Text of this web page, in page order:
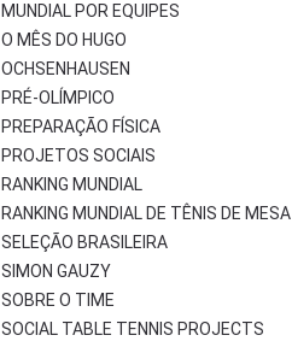
MUNDIAL POR EQUIPES
O MÊS DO HUGO
OCHSENHAUSEN
PRÉ-OLÍMPICO
PREPARAÇÃO FÍSICA
PROJETOS SOCIAIS
RANKING MUNDIAL
RANKING MUNDIAL DE TÊNIS DE MESA
SELEÇÃO BRASILEIRA
SIMON GAUZY
SOBRE O TIME
SOCIAL TABLE TENNIS PROJECTS